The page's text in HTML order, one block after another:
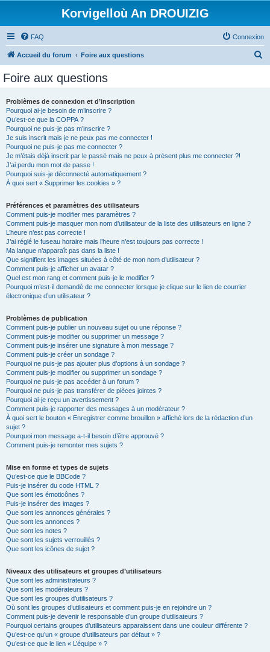
Korvigelloù An DROUIZIG
FAQ Connexion
Accueil du forum Foire aux questions
Foire aux questions
Problèmes de connexion et d’inscription
Pourquoi ai-je besoin de m’inscrire ?
Qu’est-ce que la COPPA ?
Pourquoi ne puis-je pas m’inscrire ?
Je suis inscrit mais je ne peux pas me connecter !
Pourquoi ne puis-je pas me connecter ?
Je m’étais déjà inscrit par le passé mais ne peux à présent plus me connecter ?!
J’ai perdu mon mot de passe !
Pourquoi suis-je déconnecté automatiquement ?
À quoi sert « Supprimer les cookies » ?
Préférences et paramètres des utilisateurs
Comment puis-je modifier mes paramètres ?
Comment puis-je masquer mon nom d’utilisateur de la liste des utilisateurs en ligne ?
L’heure n’est pas correcte !
J’ai réglé le fuseau horaire mais l’heure n’est toujours pas correcte !
Ma langue n’apparaît pas dans la liste !
Que signifient les images situées à côté de mon nom d’utilisateur ?
Comment puis-je afficher un avatar ?
Quel est mon rang et comment puis-je le modifier ?
Pourquoi m’est-il demandé de me connecter lorsque je clique sur le lien de courrier
électronique d’un utilisateur ?
Problèmes de publication
Comment puis-je publier un nouveau sujet ou une réponse ?
Comment puis-je modifier ou supprimer un message ?
Comment puis-je insérer une signature à mon message ?
Comment puis-je créer un sondage ?
Pourquoi ne puis-je pas ajouter plus d’options à un sondage ?
Comment puis-je modifier ou supprimer un sondage ?
Pourquoi ne puis-je pas accéder à un forum ?
Pourquoi ne puis-je pas transférer de pièces jointes ?
Pourquoi ai-je reçu un avertissement ?
Comment puis-je rapporter des messages à un modérateur ?
À quoi sert le bouton « Enregistrer comme brouillon » affiché lors de la rédaction d’un
sujet ?
Pourquoi mon message a-t-il besoin d’être approuvé ?
Comment puis-je remonter mes sujets ?
Mise en forme et types de sujets
Qu’est-ce que le BBCode ?
Puis-je insérer du code HTML ?
Que sont les émoticônes ?
Puis-je insérer des images ?
Que sont les annonces générales ?
Que sont les annonces ?
Que sont les notes ?
Que sont les sujets verrouillés ?
Que sont les icônes de sujet ?
Niveaux des utilisateurs et groupes d’utilisateurs
Que sont les administrateurs ?
Que sont les modérateurs ?
Que sont les groupes d’utilisateurs ?
Où sont les groupes d’utilisateurs et comment puis-je en rejoindre un ?
Comment puis-je devenir le responsable d’un groupe d’utilisateurs ?
Pourquoi certains groupes d’utilisateurs apparaissent dans une couleur différente ?
Qu’est-ce qu’un « groupe d’utilisateurs par défaut » ?
Qu’est-ce que le lien « L’équipe » ?